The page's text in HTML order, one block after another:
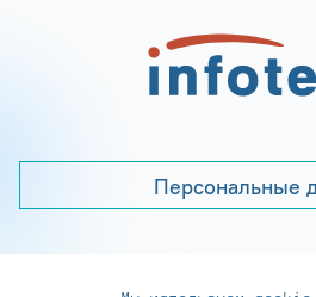
Персональные